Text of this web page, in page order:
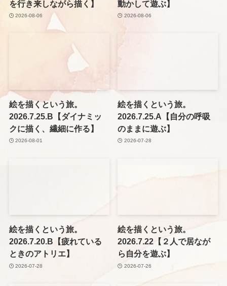
を行き来しながら描く】
2026-08-06
動かして遊ぶ】
2026-08-06
絵を描くという旅。
2026.7.25.B【ダイナミッ
クに描く、繊細に作る】
2026-08-01
絵を描くという旅。
2026.7.25.A【自分の呼吸
のままに遊ぶ】
2026-07-28
絵を描くという旅。
2026.7.20.B【疲れている
ときのアトリエ】
2026-07-28
絵を描くという旅。
2026.7.22【２人で居なが
ら自分を遊ぶ】
2026-07-26